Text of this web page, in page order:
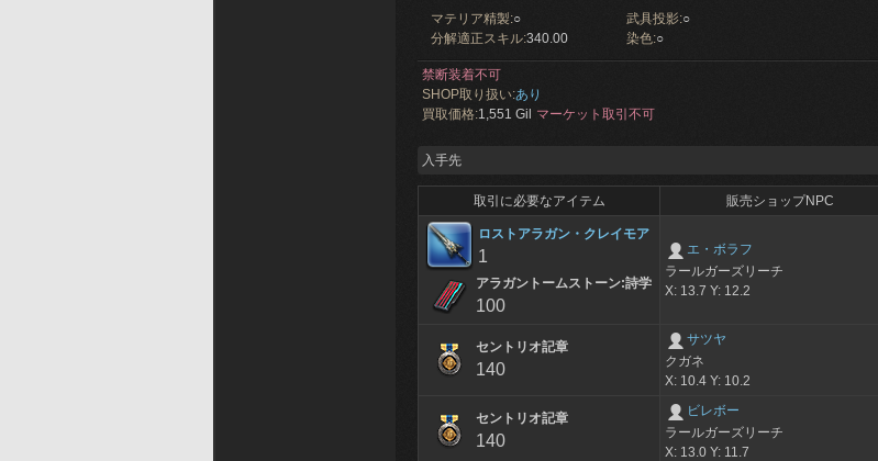
マテリア精製:○ 武具投影:○
分解適正スキル:340.00 染色:○
禁断装着不可
SHOP取り扱い:あり
買取価格:1,551 Gil マーケット取引不可
入手先
取引に必要なアイテム 販売ショップNPC
ロストアラガン・クレイモア
1
アラガントームストーン:詩学
100
エ・ボラフ
ラールガーズリーチ
X: 13.7 Y: 12.2
セントリオ記章
140
サツヤ
クガネ
X: 10.4 Y: 10.2
セントリオ記章
140
ビレボー
ラールガーズリーチ
X: 13.0 Y: 11.7